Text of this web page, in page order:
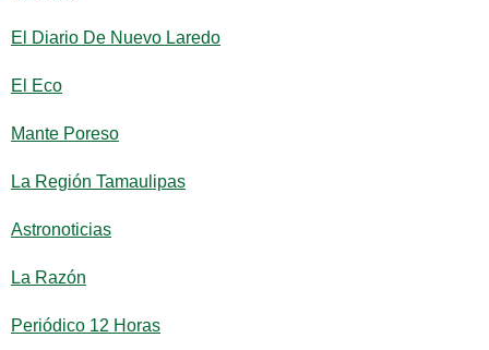
El Diario De Nuevo Laredo
El Eco
Mante Poreso
La Región Tamaulipas
Astronoticias
La Razón
Periódico 12 Horas